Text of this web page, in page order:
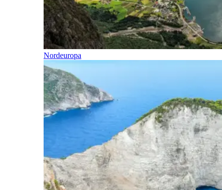
Nordeuropa